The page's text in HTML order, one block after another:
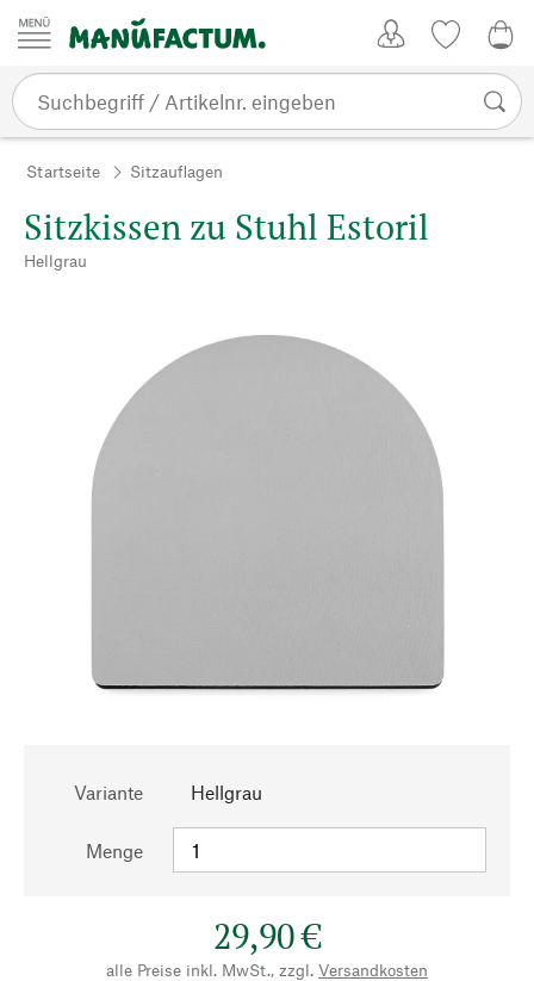
Zum Inhalt springen
Startseite Sitzauflagen
Sitzkissen zu Stuhl Estoril
Hellgrau
Variante Hellgrau
Menge
29,90 €
alle Preise inkl. MwSt., zzgl. Versandkosten